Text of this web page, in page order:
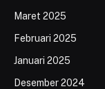
Maret 2025
Februari 2025
Januari 2025
Desember 2024